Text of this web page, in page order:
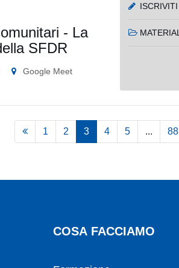
- La
SFDR
Google Meet
ISCRIVITI
1 2 3 4 5 ... 88
COSA FACCIAMO